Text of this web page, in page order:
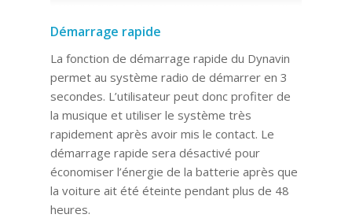
Démarrage rapide
La fonction de démarrage rapide du Dynavin
permet au système radio de démarrer en 3
secondes. L’utilisateur peut donc profiter de
la musique et utiliser le système très
rapidement après avoir mis le contact. Le
démarrage rapide sera désactivé pour
économiser l’énergie de la batterie après que
la voiture ait été éteinte pendant plus de 48
heures.